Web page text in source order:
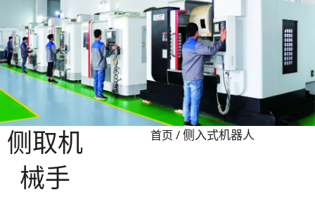
侧取机
械手
首页 / 侧入式机器人